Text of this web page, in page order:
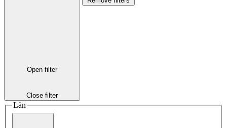
Open filter
Close filter
Län